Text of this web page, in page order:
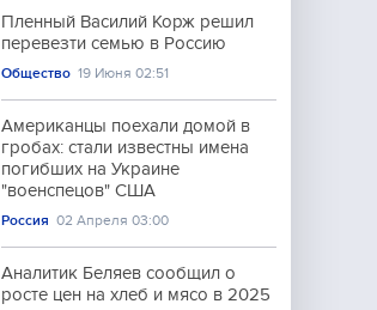
Пленный Василий Корж решил
перевезти семью в Россию
Общество 19 Июня 02:51
Американцы поехали домой в
гробах: стали известны имена
погибших на Украине
"военспецов" США
Россия 02 Апреля 03:00
Аналитик Беляев сообщил о
росте цен на хлеб и мясо в 2025